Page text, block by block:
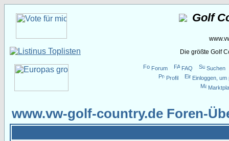
Golf
Die größte Golf
Forum FAQ
Suchen
Profil
Einloggen,
www.vw-golf-country.de Foren-